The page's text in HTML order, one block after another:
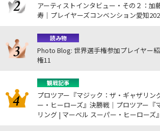
アーティストインタビュー・その２：加
寿｜プレイヤーズコンベンション愛知
読み物
Photo Blog: 世界選手権参加プレイヤー
権11
観戦記事
プロツアー『マジック：ザ・ギャザリン
ー・ヒーローズ』決勝戦｜プロツアー『
リング | マーベル スーパー・ヒーローズ』